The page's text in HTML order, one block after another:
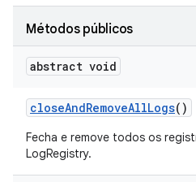
Métodos públicos
abstract void
closeAndRemoveAllLogs()
Fecha e remove todos os
LogRegistry.